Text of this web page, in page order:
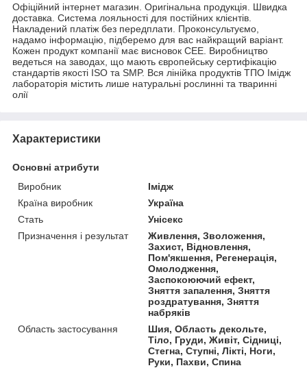
Офіційний інтернет магазин. Оригінальна продукція. Швидка
доставка. Система лояльності для постійних клієнтів.
Накладений платіж без передплати. Проконсультуємо,
надамо інформацію, підберемо для вас найкращий варіант.
Кожен продукт компанії має висновок СЕЕ. Виробництво
ведеться на заводах, що мають європейську сертифікацію
стандартів якості ISO та SMP. Вся лінійка продуктів ТПО Імідж
лабораторія містить лише натуральні рослинні та тваринні
олії
Характеристики
Основні атрибути
Виробник
Імідж
Країна виробник
Україна
Стать
Унісекс
Призначення і результат
Живлення, Зволоження,
Захист, Відновлення,
Пом'якшення, Регенерація,
Омолодження,
Заспокоюючий ефект,
Зняття запалення, Зняття
роздратування, Зняття
набряків
Область застосування
Шия, Область декольте,
Тіло, Груди, Живіт, Сідниці,
Стегна, Ступні, Лікті, Ноги,
Руки, Пахви, Спина